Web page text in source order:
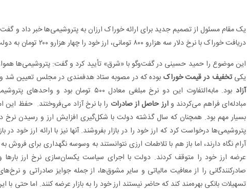
یک مقام مسئول از تصمیم جدید برای ارائه خوراک ارزان به پتروشیمی‌ها خبر داد و
دریافت خوراک با نرخ دلار سه هزارو ۸۰۰ تومانی، ارز خود را چهار هزارو ۲۰۰ تومان به دولت می‌دهند.
این موضوع را حمید حسینی در گفت‌وگو با «شرق» تأیید کرد و گفت: پتروشیمی‌ها همواره
یکیتخفیف در قیمت خوراک بوده که در مصوبه ستاد هدفمندی در مجلس تعیین شد
آزاد
بود. مابه‌التفاوت این دو نرخ مبلغی معادل ۵۰۰
مبادله‌ای فراهم می‌کردند وارز حاصل از صادرات را با نرخ آزاد می‌فروختند. حفظ این
بسیار مهم بود. همچنان که سال گذشته دولت با شکل‌گیری افزایش ارز و رسیدن نرخ
پتروشیمی‌ها درخواست کرد که ارز خود را در بازار بفروشند. آنها نیز با ارائه ارز خود در
آرام نگاه دارند، اما باز هم با تلاطمات ارزی نتوانستند به وسوسه نگهداری برای فروش
عرضه ارز خود را متوقف کردند. دولت با اجرای سیاست یکسان‌سازی نرخ ارز بارها و
صادرکنندگانی را از معافیت مالیاتی و سایر مشوق‌ها، از جمله جوایز صادراتی و
تسهیلات بانکی بهره‌مند کند که حاضر نیستند ارز خود را به بازار عرضه کنند. اما حتی